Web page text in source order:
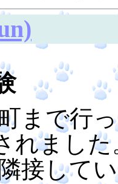
まで行
れまし
接して